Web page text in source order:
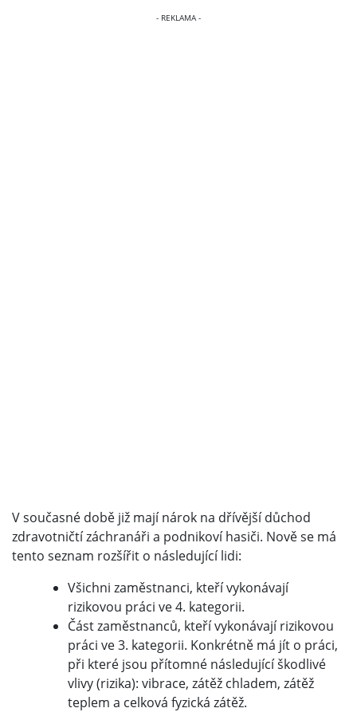
V současné době již mají nárok na dřívější důchod
zdravotničtí záchranáři a podnikoví hasiči. Nově se má
tento seznam rozšířit o následující lidi:
Všichni zaměstnanci, kteří vykonávají
rizikovou práci ve 4. kategorii.
Část zaměstnanců, kteří vykonávají rizikovou
práci ve 3. kategorii. Konkrétně má jít o práci,
při které jsou přítomné následující škodlivé
vlivy (rizika): vibrace, zátěž chladem, zátěž
teplem a celková fyzická zátěž.